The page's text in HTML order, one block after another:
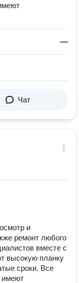
—
Чат
и
ремонт любого
вместе с
высокую планку
сроки. Все
имеют